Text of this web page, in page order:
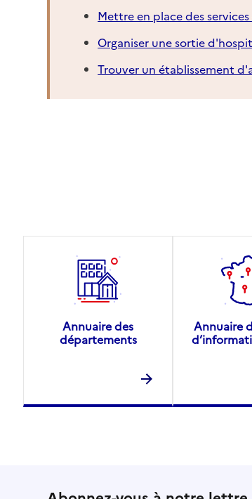
Mettre en place des
Organiser une sortie
Trouver un établissement
Annuaire des
départements
Annuaire